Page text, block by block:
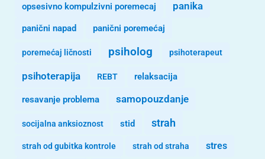
opsesivno kompulzivni poremecaj panika
panični napad panični poremećaj
poremećaj ličnosti psiholog psihoterapeut
psihoterapija REBT relaksacija
resavanje problema samopouzdanje
socijalna anksioznost stid strah
strah od gubitka kontrole strah od straha stres